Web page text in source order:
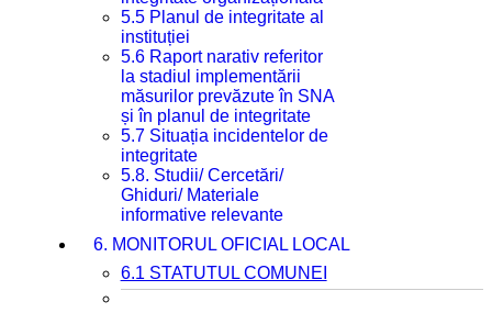
5.5 Planul de integritate al
instituției
5.6 Raport narativ referitor
la stadiul implementării
măsurilor prevăzute în SNA
și în planul de integritate
5.7 Situația incidentelor de
integritate
5.8. Studii/ Cercetări/
Ghiduri/ Materiale
informative relevante
6. MONITORUL OFICIAL LOCAL
6.1 STATUTUL COMUNEI